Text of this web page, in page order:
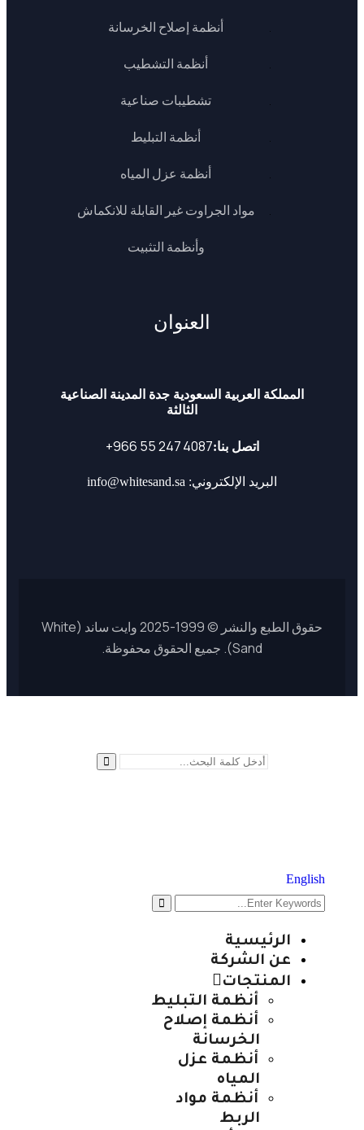
أنظمة إصلاح الخرسانة
أنظمة التشطيب
تشطيبات صناعية
أنظمة التبليط
أنظمة عزل المياه
مواد الجراوت غير القابلة للانكماش
وأنظمة التثبيت
العنوان
الثالثة
اتصل بنا:
البريد الإلكتروني: info@whitesand.sa
حقوق الطبع والنشر © 1999-2025 وايت ساند (White
Sand). جميع الحقوق محفوظة.
English
الرئيسية
عن الشركة
المنتجات
أنظمة التبليط
أنظمة إصلاح
الخرسانة
أنظمة عزل
المياه
أنظمة مواد
الربط